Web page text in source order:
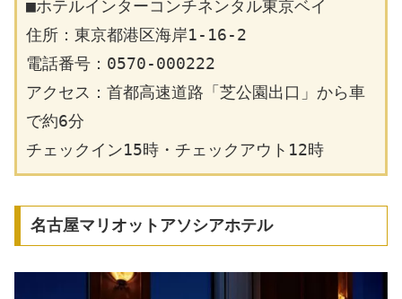
■ホテルインターコンチネンタル東京ベイ
住所：東京都港区海岸1-16-2
電話番号：0570-000222
アクセス：首都高速道路「芝公園出口」から車
で約6分
チェックイン15時・チェックアウト12時
名古屋マリオットアソシアホテル